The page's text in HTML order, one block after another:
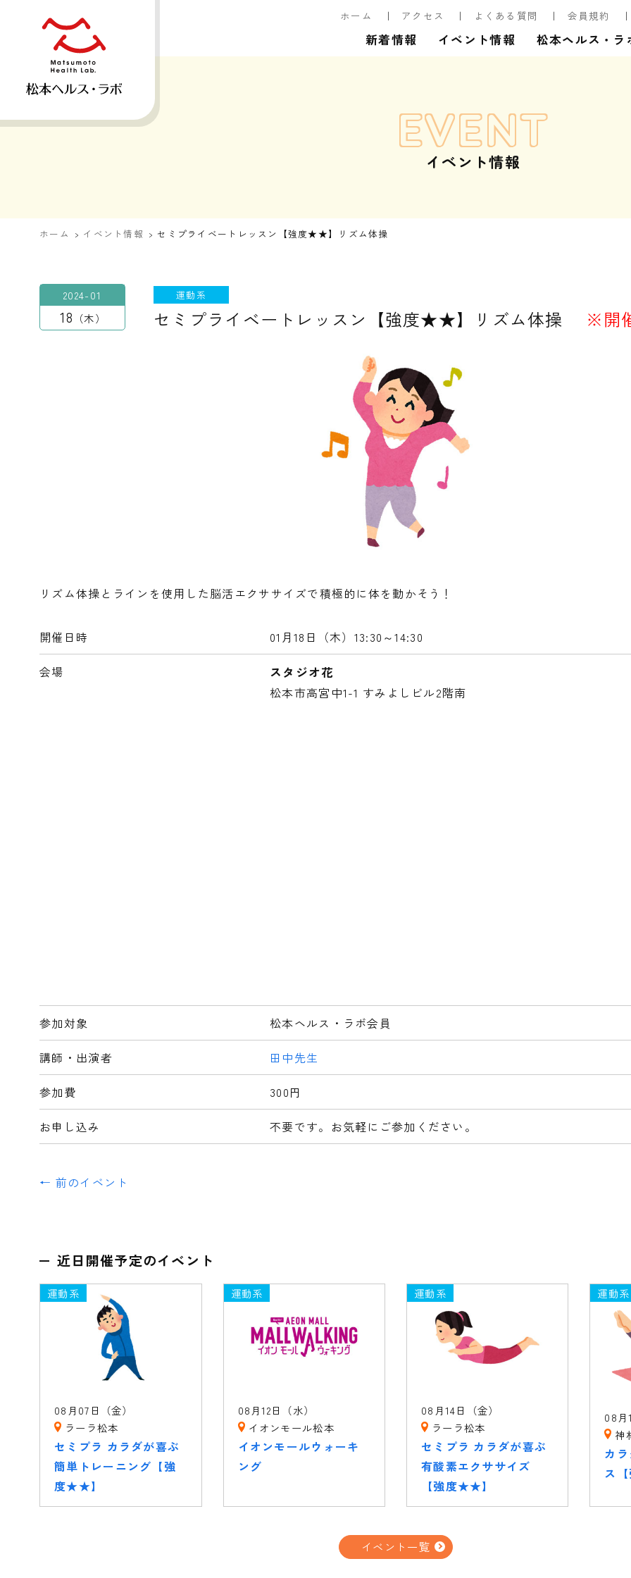
ホーム アクセス よくある質問 会員規約
新着情報 イベント情報 松本ヘルス・ラ
EVENT
イベント情報
ホーム イベント情報 セミプライベートレッスン【強度★★】リズム体操
2024-01
18 木
運動系
セミプライベートレッスン【強度★★】リズム体操 ※開
リズム体操とラインを使用した脳活エクササイズで積極的に体を動かそう！
開催日時 01月18日（木） 13:30～14:30
会場
スタジオ花
松本市高宮中1-1 すみよしビル2階南
参加対象 松本ヘルス・ラボ会員
講師・出演者 田中先生
参加費 300円
お申し込み 不要です。お気軽にご参加ください。
← 前のイベント
近日開催予定のイベント
運動系
08月07日（金）
ラーラ松本
セミプラ カラダが喜ぶ
簡単トレーニング【強
度★★】
運動系
08月12日（水）
イオンモール松本
イオンモールウォーキ
ング
運動系
08月14日（金）
ラーラ松本
セミプラ カラダが喜ぶ
有酸素エクササイズ
【強度★★】
運動系
08月
神
カ
ス
イベント一覧